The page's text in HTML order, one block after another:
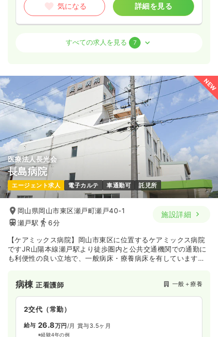
気になる 詳細を見る
28.6〜34.1万円/月 賞与3.2ヶ月
※一例
時間 8:30～17:30
（休憩60分）
年間休日120日
第二新卒可 月給34万円以上可
気になる 詳細を見る
日勤のみ（パート）
給与 時給1,500円
時間 8:30～17:30
第二新卒可
時給1,500円以上可
気になる
給与 28.6〜34.1
時間 8:30～17:30
年間休日120日
第二新卒可
すべての求人を見る 7
NEW
医療法人長光会
長島病院
エージェント求人 電子カルテ 車通勤可 託児所
岡山県岡山市東区瀬戸町瀬戸40-1
瀬戸駅
6分
施設詳細
【ケアミックス病院】岡山市東区に位置するケアミックス病院
ですJR山陽本線瀬戸駅より徒歩圏内と公共交通機関での通勤に
も利便性の良い立地で、一般病床・療養病床を有しています。
病棟正看護師 一般＋療養
2交代（常勤）
給与 26.8万円 /月 賞与3.5ヶ月
※経験4年の例